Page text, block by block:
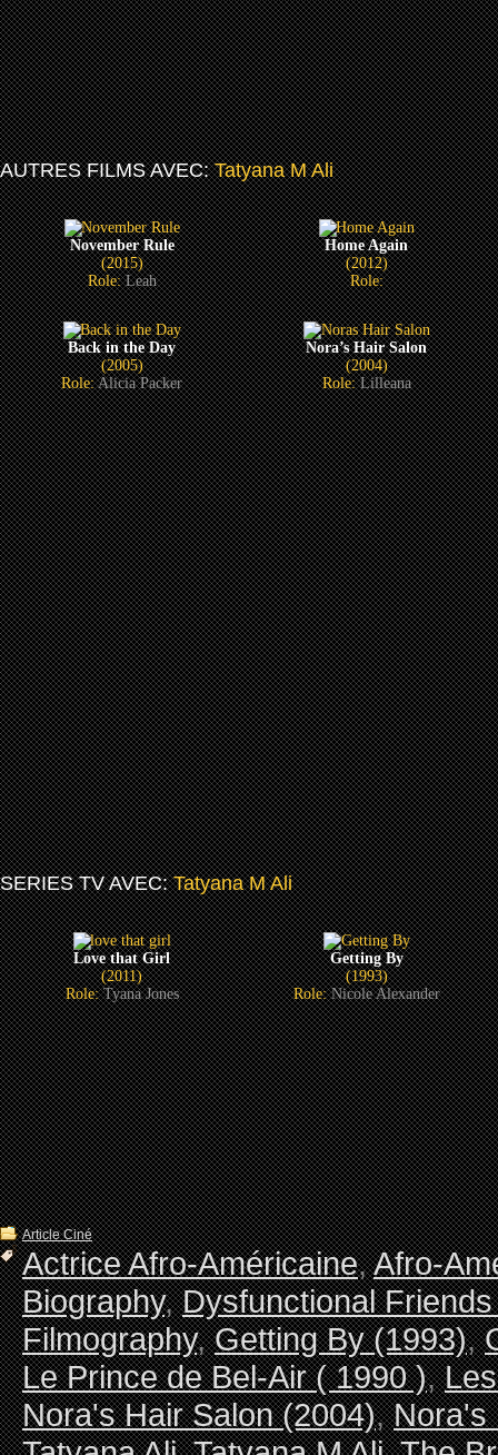
AUTRES FILMS AVEC:Tatyana M Ali
November Rule
(2015)
Role:Leah
Home Again
(2012)
Role:
Back in the Day
(2005)
Role:Alicia Packer
Nora’s Hair Salon
(2004)
Role:Lilleana
SERIES TV AVEC:Tatyana M Ali
Love that Girl
(2011)
Role:Tyana Jones
Getting By
(1993)
Role:Nicole Alexander
Article Ciné
Actrice Afro-Américaine,Afro-
Biography,Dysfunctional
Filmography,Getting By (1993),
Le Prince de Bel-Air ( 1990 ),
Nora's Hair Salon (2004),Nora's